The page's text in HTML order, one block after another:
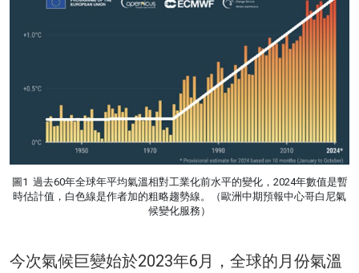
圖1 過去60年全球年平均氣溫相對工業化前水平的變化，2024年數值是暫
時估計值，白色線是作者加的粗略趨勢線。（歐洲中期預報中心哥白尼氣
候變化服務）
今次氣候巨變始於2023年6月，全球的月份氣溫